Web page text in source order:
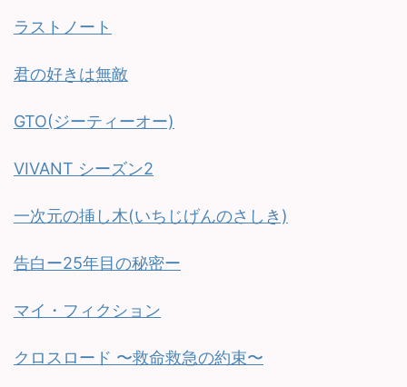
ラストノート
君の好きは無敵
GTO(ジーティーオー)
VIVANT シーズン2
一次元の挿し木(いちじげんのさしき)
告白ー25年目の秘密ー
マイ・フィクション
クロスロード 〜救命救急の約束〜